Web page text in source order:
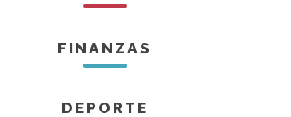
FINANZAS
DEPORTE